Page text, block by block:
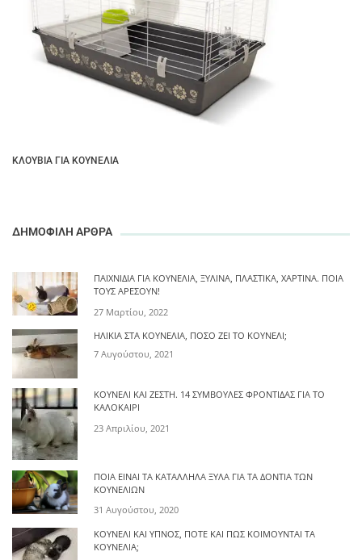
ΚΛΟΥΒΙΆ ΓΙΑ ΚΟΥΝΈΛΙΑ
ΔΗΜΟΦΙΛΗ ΑΡΘΡΑ
ΠΑΙΧΝΊΔΙΑ ΓΙΑ ΚΟΥΝΈΛΙΑ, ΞΎΛΙΝΑ, ΠΛΑΣΤΙΚΆ, ΧΆΡΤΙΝΑ. ΠΟΙΑ
ΤΟΥΣ ΑΡΈΣΟΥΝ!
27 Μαρτίου, 2022
ΗΛΙΚΊΑ ΣΤΑ ΚΟΥΝΈΛΙΑ, ΠΌΣΟ ΖΕΙ ΤΟ ΚΟΥΝΈΛΙ;
7 Αυγούστου, 2021
ΚΟΥΝΈΛΙ ΚΑΙ ΖΈΣΤΗ. 14 ΣΥΜΒΟΥΛΈΣ ΦΡΟΝΤΊΔΑΣ ΓΙΑ ΤΟ
ΚΑΛΟΚΑΊΡΙ
23 Απριλίου, 2021
ΠΟΙΑ ΕΊΝΑΙ ΤΑ ΚΑΤΆΛΛΗΛΑ ΞΎΛΑ ΓΙΑ ΤΑ ΔΌΝΤΙΑ ΤΩΝ
ΚΟΥΝΕΛΙΏΝ
31 Αυγούστου, 2020
ΚΟΥΝΈΛΙ ΚΑΙ ΎΠΝΟΣ, ΠΌΤΕ ΚΑΙ ΠΩΣ ΚΟΙΜΟΎΝΤΑΙ ΤΑ
ΚΟΥΝΈΛΙΑ;